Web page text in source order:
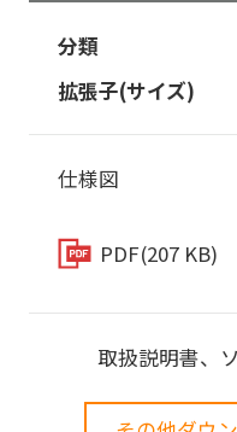
分類
拡張子(サイズ)
仕様図
PDF(207 KB)
取扱説明書、